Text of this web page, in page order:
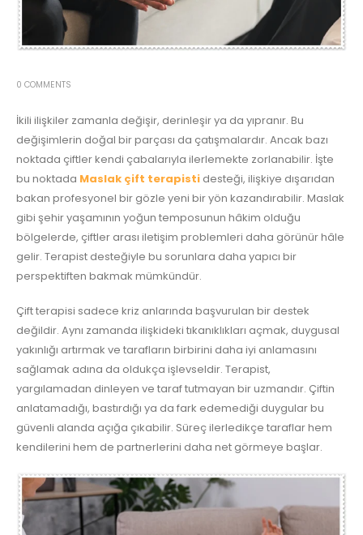
0 COMMENTS
İkili ilişkiler zamanla değişir, derinleşir ya da yıpranır. Bu
değişimlerin doğal bir parçası da çatışmalardır. Ancak bazı
noktada çiftler kendi çabalarıyla ilerlemekte zorlanabilir. İşte
bu noktada Maslak çift terapisti desteği, ilişkiye dışarıdan
bakan profesyonel bir gözle yeni bir yön kazandırabilir. Maslak
gibi şehir yaşamının yoğun temposunun hâkim olduğu
bölgelerde, çiftler arası iletişim problemleri daha görünür hâle
gelir. Terapist desteğiyle bu sorunlara daha yapıcı bir
perspektiften bakmak mümkündür.
Çift terapisi sadece kriz anlarında başvurulan bir destek
değildir. Aynı zamanda ilişkideki tıkanıklıkları açmak, duygusal
yakınlığı artırmak ve tarafların birbirini daha iyi anlamasını
sağlamak adına da oldukça işlevseldir. Terapist,
yargılamadan dinleyen ve taraf tutmayan bir uzmandır. Çiftin
anlatamadığı, bastırdığı ya da fark edemediği duygular bu
güvenli alanda açığa çıkabilir. Süreç ilerledikçe taraflar hem
kendilerini hem de partnerlerini daha net görmeye başlar.